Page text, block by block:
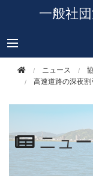
一般社
ニュース
高速道路の深夜
ニュ